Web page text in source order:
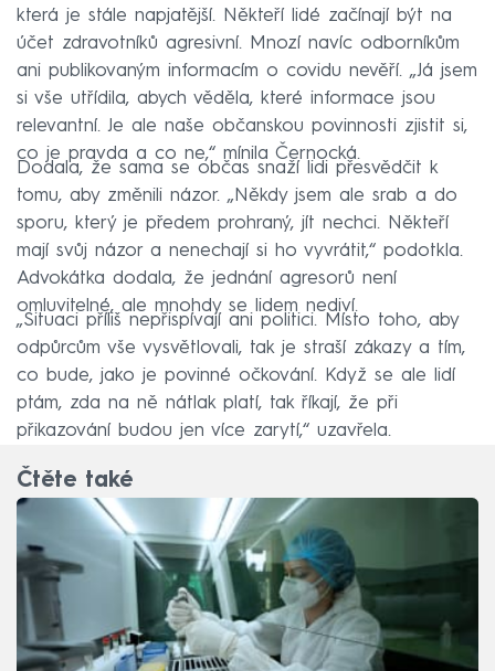
která je stále napjatější. Někteří lidé začínají být na
účet zdravotníků agresivní. Mnozí navíc odborníkům
ani publikovaným informacím o covidu nevěří. „Já jsem
si vše utřídila, abych věděla, které informace jsou
relevantní. Je ale naše občanskou povinnosti zjistit si,
co je pravda a co ne,“ mínila Černocká.
Dodala, že sama se občas snaží lidi přesvědčit k
tomu, aby změnili názor. „Někdy jsem ale srab a do
sporu, který je předem prohraný, jít nechci. Někteří
mají svůj názor a nenechají si ho vyvrátit,“ podotkla.
Advokátka dodala, že jednání agresorů není
omluvitelné, ale mnohdy se lidem nediví.
„Situaci příliš nepřispívají ani politici. Místo toho, aby
odpůrcům vše vysvětlovali, tak je straší zákazy a tím,
co bude, jako je povinné očkování. Když se ale lidí
ptám, zda na ně nátlak platí, tak říkají, že při
přikazování budou jen více zarytí,“ uzavřela.
Čtěte také